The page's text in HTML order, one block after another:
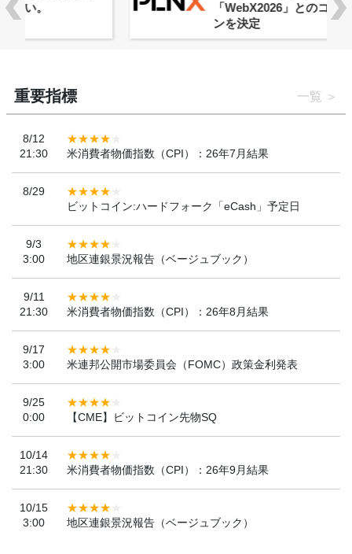
「WebX2026」とのコラボレーショ
重要指標 一覧
8/12
21:30
米消費者物価指数（CPI）：26年7月結果
8/29
ビットコイン:ハードフォーク「eCash」予定日
9/3
3:00
地区連銀景況報告（ベージュブック）
9/11
21:30
米消費者物価指数（CPI）：26年8月結果
9/17
3:00
米連邦公開市場委員会（FOMC）政策金利発表
9/25
0:00
【CME】ビットコイン先物SQ
10/14
21:30
米消費者物価指数（CPI）：26年9月結果
10/15
3:00
地区連銀景況報告（ベージュブック）